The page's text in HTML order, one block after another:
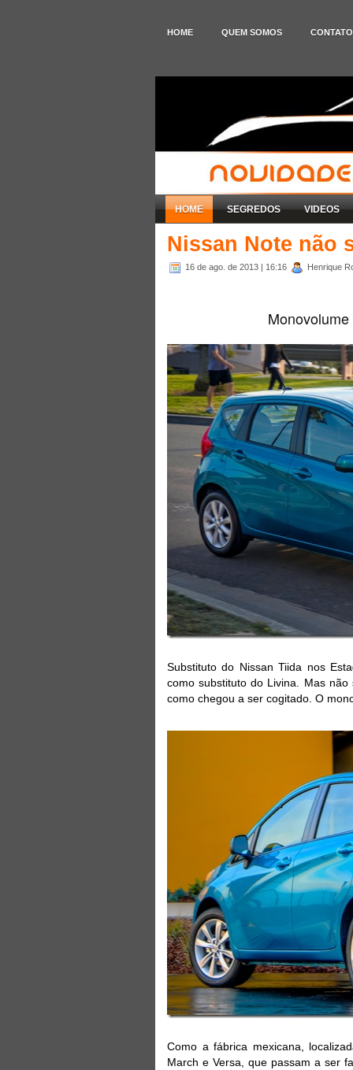
HOME QUEM SOMOS CONTATO
HOME SEGREDOS VIDEOS
Nissan Note não
16 de ago. de 2013 | 16:16 Henrique
Substituto do Nissan Tiida nos
como substituto do Livina. Mas
como chegou a ser cogitado. O
Como a fábrica mexicana,
March e Versa, que passam a ser